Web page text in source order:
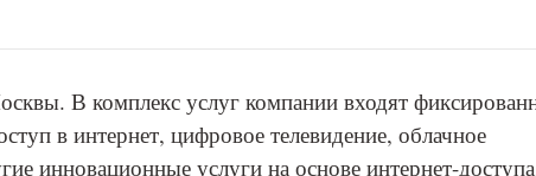
В комплекс услуг компании входят
в интернет, цифровое телевидение, облачное
инновационные услуги на основе интернет-